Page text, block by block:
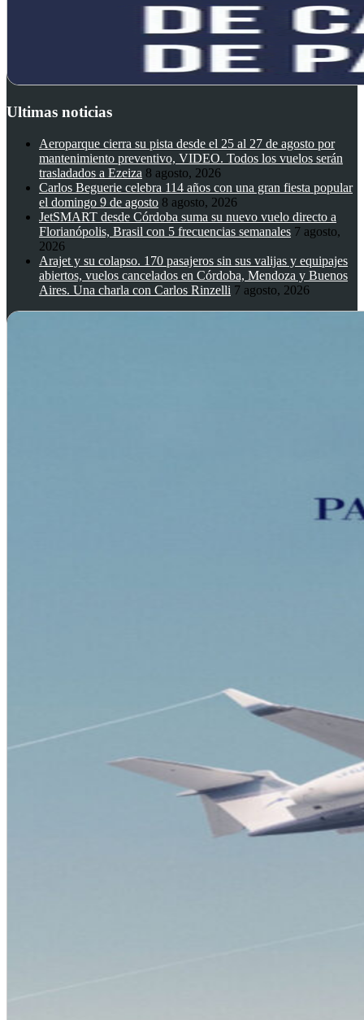
Ultimas noticias
Aeroparque cierra su pista desde el 25 al 27 de agosto por
mantenimiento preventivo, VIDEO. Todos los vuelos serán
trasladados a Ezeiza 8 agosto, 2026
Carlos Beguerie celebra 114 años con una gran fiesta popular
el domingo 9 de agosto 8 agosto, 2026
JetSMART desde Córdoba suma su nuevo vuelo directo a
Florianópolis, Brasil con 5 frecuencias semanales 7 agosto,
2026
Arajet y su colapso. 170 pasajeros sin sus valijas y equipajes
abiertos, vuelos cancelados en Córdoba, Mendoza y Buenos
Aires. Una charla con Carlos Rinzelli 7 agosto, 2026